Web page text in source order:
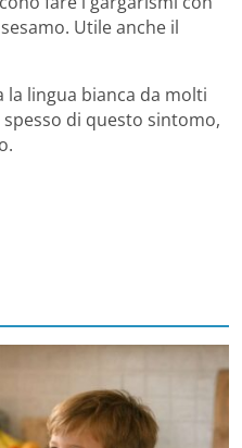
Utile anche il
la lingua bianca da molti
di questo sintomo,